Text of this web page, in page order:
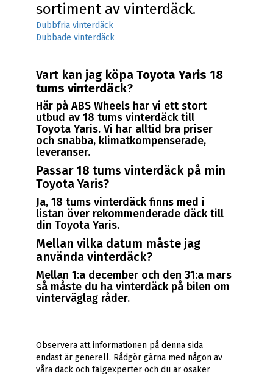
sortiment av vinterdäck.
Dubbfria vinterdäck
Dubbade vinterdäck
Vart kan jag köpaToyota Yaris 18
tums vinterdäck?
Här på ABS Wheels har vi ett stort
utbud av 18 tums vinterdäck till
Toyota Yaris. Vi har alltid bra priser
och snabba, klimatkompenserade,
leveranser.
Passar 18 tums vinterdäck på min
Toyota Yaris?
Ja, 18 tums vinterdäck finns med i
listan över rekommenderade däck till
din Toyota Yaris.
Mellan vilka datum måste jag
använda vinterdäck?
Mellan 1:a december och den 31:a mars
så måste du ha vinterdäck på bilen om
vinterväglag råder.
Observera att informationen på denna sida
endast är generell. Rådgör gärna med någon av
våra däck och fälgexperter och du är osäker